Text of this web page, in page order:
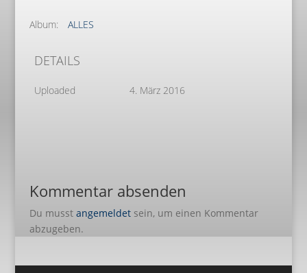
Album: ALLES
DETAILS
Uploaded 4. März 2016
Kommentar absenden
Du musst angemeldetsein, um einen Kommentar
abzugeben.